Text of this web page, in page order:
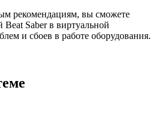
рекомендациям, вы сможете
Beat Saber в виртуальной
и сбоев в работе оборудования.